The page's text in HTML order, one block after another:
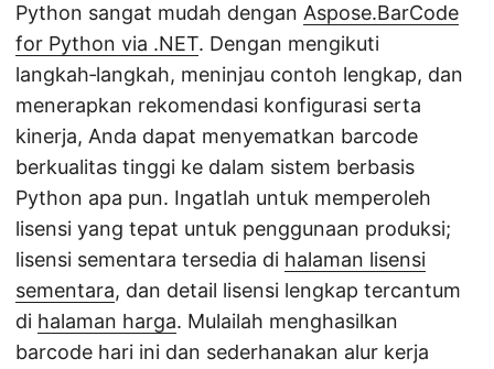
Python sangat mudah dengan Aspose.BarCode
for Python via .NET. Dengan mengikuti
langkah‑langkah, meninjau contoh lengkap, dan
menerapkan rekomendasi konfigurasi serta
kinerja, Anda dapat menyematkan barcode
berkualitas tinggi ke dalam sistem berbasis
Python apa pun. Ingatlah untuk memperoleh
lisensi yang tepat untuk penggunaan produksi;
lisensi sementara tersedia di halaman lisensi
sementara, dan detail lisensi lengkap tercantum
di halaman harga. Mulailah menghasilkan
barcode hari ini dan sederhanakan alur kerja